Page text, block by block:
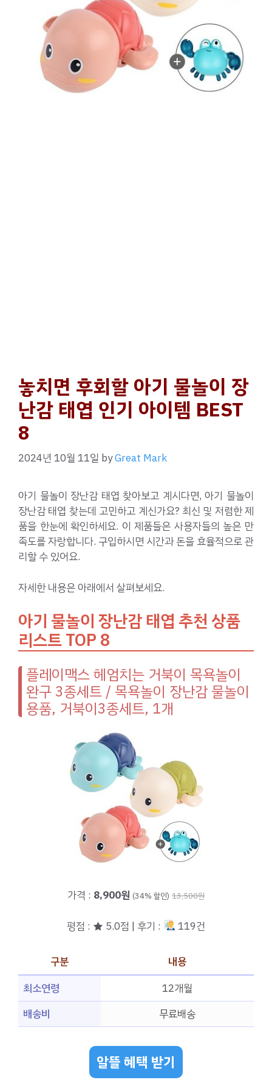
놓치면 후회할 아기 물놀이 장
난감 태엽 인기 아이템 BEST
8
2024년 10월 11일 byGreat Mark
아기 물놀이 장난감 태엽 찾아보고 계시다면, 아기 물놀이
장난감 태엽 찾는데 고민하고 계신가요? 최신 및 저렴한 제
품을 한눈에 확인하세요. 이 제품들은 사용자들의 높은 만
족도를 자랑합니다. 구입하시면 시간과 돈을 효율적으로 관
리할 수 있어요.
자세한 내용은 아래에서 살펴보세요.
아기 물놀이 장난감 태엽 추천 상품
리스트 TOP 8
플레이맥스 헤엄치는 거북이 목욕놀이
완구 3종세트 / 목욕놀이 장난감 물놀이
용품, 거북이3종세트, 1개
가격 : 8,900원 (34% 할인) 13,500원
평점 : ★ 5.0점 | 후기 : 119건
구분
내용
최소연령
12개월
배송비
무료배송
알뜰 혜택 받기